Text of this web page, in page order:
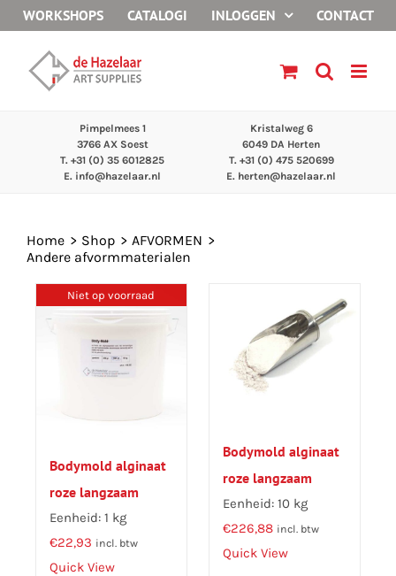
naar
inhoud
WORKSHOPS CATALOGI INLOGGEN CONTACT
Pimpelmees 1
3766 AX Soest
T. +31 (0) 35 6012825
E. info@hazelaar.nl
Kristalweg 6
6049 DA Herten
T. +31 (0) 475 520699
E. herten@hazelaar.nl
Home Shop
AFVORMEN
Andere afvormmaterialen
Niet op voorraad
Bodymold alginaat
roze langzaam
Eenheid: 1 kg
€22,93 incl. btw
Quick View
Bodymold alginaat
roze langzaam
Eenheid: 10 kg
€226,88 incl. btw
Quick View